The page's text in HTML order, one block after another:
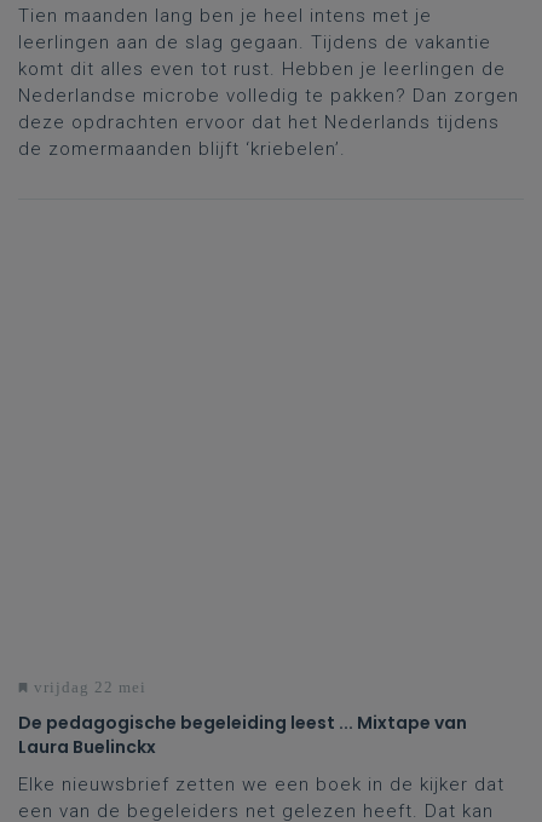
Tien maanden lang ben je heel intens met je
leerlingen aan de slag gegaan. Tijdens de vakantie
komt dit alles even tot rust. Hebben je leerlingen de
Nederlandse microbe volledig te pakken? Dan zorgen
deze opdrachten ervoor dat het Nederlands tijdens
de zomermaanden blijft ‘kriebelen’.
vrijdag 22 mei
De pedagogische begeleiding leest ... Mixtape van
Laura Buelinckx
Elke nieuwsbrief zetten we een boek in de kijker dat
een van de begeleiders net gelezen heeft. Dat kan